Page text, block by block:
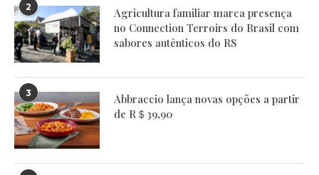
2
Agricultura familiar marca presença
no Connection Terroirs do Brasil com
sabores autênticos do RS
3
Abbraccio lança novas opções a partir
de R＄39,90